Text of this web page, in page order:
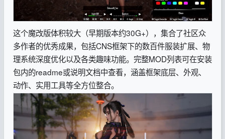
这个魔改版体积较大（早期版本约30G+），集合了社区众
多作者的优秀成果，包括CNS框架下的数百件服装扩展、物
理系统深度优化以及各类趣味功能。完整MOD列表可在安装
包内的readme或说明文档中查看，涵盖框架底层、外观、
动作、实用工具等全方位整合。